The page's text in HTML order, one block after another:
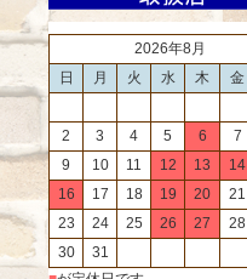
2026年8月
日
月 火 水 木 金
2
3 4 5 6 7
9
10 11 12 13 14
16
17 18 19 20 21
23
24 25 26 27 28
30
31